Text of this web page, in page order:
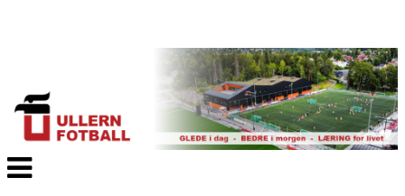
Veksle
navigasjon